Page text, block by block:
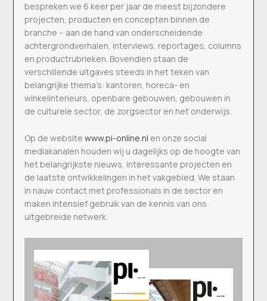
bespreken we 6 keer per jaar de meest bijzondere
projecten, producten en concepten binnen de
branche – aan de hand van onderscheidende
achtergrondverhalen, interviews, reportages, columns
en productrubrieken. Bovendien staan de
verschillende uitgaves steeds in het teken van
belangrijke thema’s: kantoren, horeca- en
winkelinterieurs, openbare gebouwen, gebouwen in
de culturele sector, de zorgsector en het onderwijs.
Op de websitewww.pi-online.nl en onze social
mediakanalen houden wij u dagelijks op de hoogte van
het belangrijkste nieuws, interessante projecten en
de laatste ontwikkelingen in het vakgebied. We staan
in nauw contact met professionals in de sector en
maken intensief gebruik van de kennis van ons
uitgebreide netwerk.